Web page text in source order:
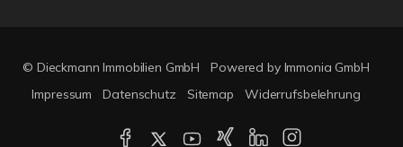
© Dieckmann Immobilien GmbH
Powered by Immonia GmbH
Impressum
Datenschutz Sitemap Widerrufsbelehrung